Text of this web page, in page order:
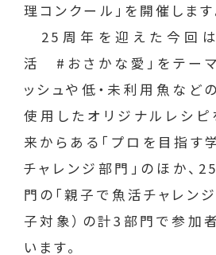
理コンクール」を開催します
25周年を迎えた今回は
活 #おさかな愛」をテーマ
ッシュや低・未利用魚など
使用したオリジナルレシピ
来からある「プロを目指す
チャレンジ部門」のほか、
門の「親子で魚活チャレン
子対象）の計3部門で参加
います。